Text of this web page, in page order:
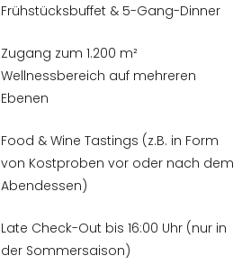
Frühstücksbuffet & 5-Gang-Dinner
Zugang zum 1.200 m²
Wellnessbereich auf mehreren
Ebenen
Food & Wine Tastings (z.B. in Form
von Kostproben vor oder nach dem
Abendessen)
Late Check-Out bis 16:00 Uhr (nur in
der Sommersaison)